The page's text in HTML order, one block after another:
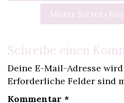
Mister Secret (
Schreibe einen
Deine E-Mail-Adresse
Erforderliche Felder sind
Kommentar *